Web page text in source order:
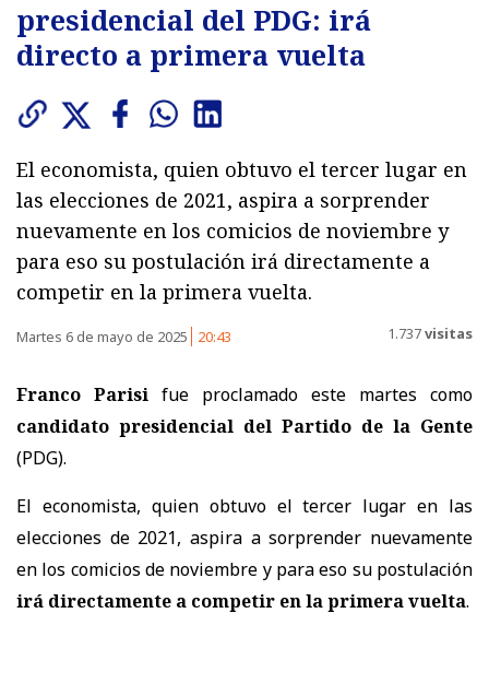
presidencial del PDG: irá
directo a primera vuelta
El economista, quien obtuvo el tercer lugar en
las elecciones de 2021, aspira a sorprender
nuevamente en los comicios de noviembre y
para eso su postulación irá directamente a
competir en la primera vuelta.
Martes 6 de mayo de 2025 20:43 1.737visitas
Franco Parisi fue proclamado este martes como
candidato presidencial del Partido de la Gente
(PDG).
El economista, quien obtuvo el tercer lugar en las
elecciones de 2021, aspira a sorprender nuevamente
en los comicios de noviembre y para eso su postulación
irá directamente a competir en la primera vuelta.